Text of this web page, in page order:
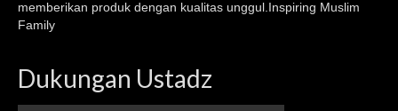
memberikan produk dengan kualitas unggul.Inspiring Muslim
Family
Dukungan Ustadz